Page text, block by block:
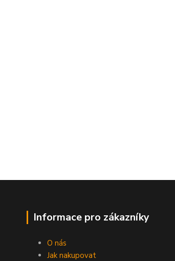
Informace pro zákazníky
O nás
Jak nakupovat